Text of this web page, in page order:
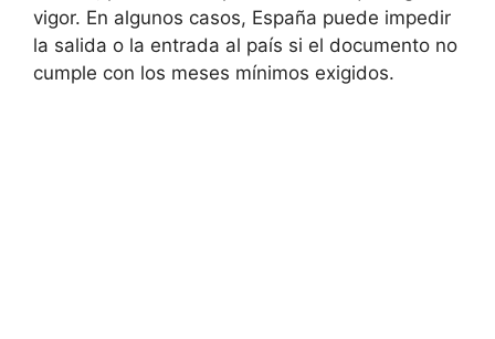
vigor. En algunos casos, España puede impedir
la salida o la entrada al país si el documento no
cumple con los meses mínimos exigidos.